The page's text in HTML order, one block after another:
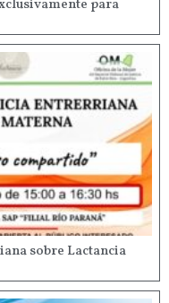
para
sobre Lactancia